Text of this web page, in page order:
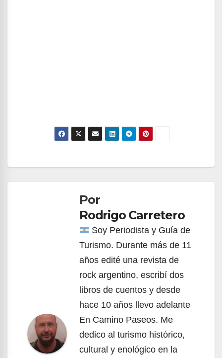
Navegación
entradasPor
Rodrigo Carretero
Soy Periodista y Guía de
Turismo. Durante más de 11
años edité una revista de
rock argentino, escribí dos
libros de cuentos y desde
hace 10 años llevo adelante
En Camino Paseos. Me
dedico al turismo histórico,
cultural y enológico en la